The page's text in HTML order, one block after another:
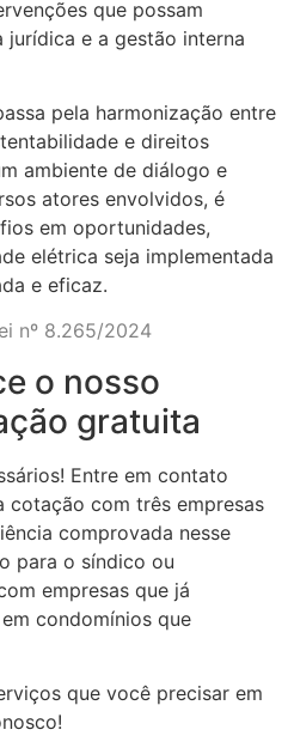
que possam
e a gestão interna
pela harmonização entre
e direitos
ambiente de diálogo e
atores envolvidos, é
em oportunidades,
elétrica seja implementada
e eficaz.
nº 8.265/2024
o nosso
gratuita
Entre em contato
cotação com três empresas
comprovada nesse
para o síndico ou
empresas que já
condomínios que
que você precisar em